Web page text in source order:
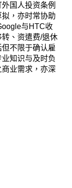
国人投资条例
，亦时常协助
与HTC收
、资遣费/退休
不限于确认雇
知识与及时负
业需求，亦深